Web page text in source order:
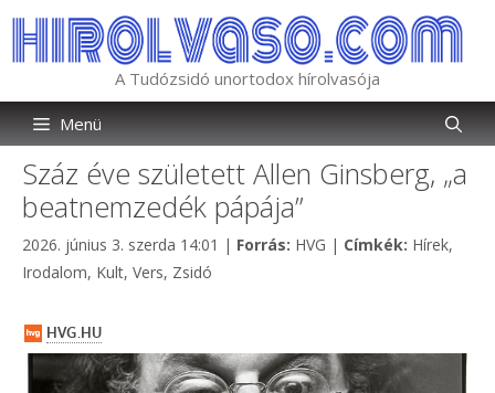
tartalomba
A Tudózsidó unortodox hírolvasója
Menü
Száz éve született Allen Ginsberg, „a
beatnemzedék pápája”
2026. június 3. szerda 14:01 | Forrás: Kategória
HVG | Címkék: Címkék
Hírek,
Irodalom, Kult, Vers, Zsidó